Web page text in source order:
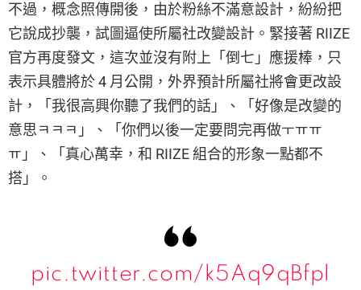
不過，概念照傳開後，由於粉絲不滿意設計，紛紛把
它說成抄襲，試圖逼使所屬社改變設計。緊接著 RIIZE
官方再度發文，這次並沒有附上「倒七」應援棒，只
表示具體將於 4 月公開，外界預計所屬社將會更改設
計，「我很高興你聽了我們的話」、「好像是改變的
意思ㅋㅋㅋ」、「你們以後一定要問完再做ㅜㅠㅠ
ㅠ」、「真心萬幸，和 RIIZE 組合的形象一點都不
搭」。
pic.twitter.com/k5Aq9qBfpl